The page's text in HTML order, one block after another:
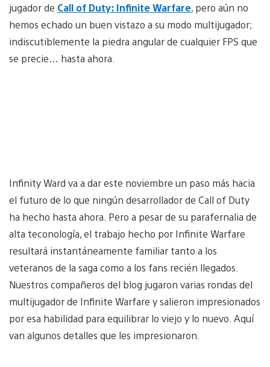
jugador de Call of Duty: Infinite Warfare, pero aún no
hemos echado un buen vistazo a su modo multijugador;
indiscutiblemente la piedra angular de cualquier FPS que
se precie… hasta ahora.
Infinity Ward va a dar este noviembre un paso más hacia
el futuro de lo que ningún desarrollador de Call of Duty
ha hecho hasta ahora. Pero a pesar de su parafernalia de
alta teconología, el trabajo hecho por Infinite Warfare
resultará instantáneamente familiar tanto a los
veteranos de la saga como a los fans recién llegados.
Nuestros compañeros del blog jugaron varias rondas del
multijugador de Infinite Warfare y salieron impresionados
por esa habilidad para equilibrar lo viejo y lo nuevo. Aquí
van algunos detalles que les impresionaron.